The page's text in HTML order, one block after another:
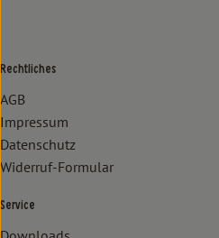
Rechtliches
AGB
Impressum
Datenschutz
Widerruf-Formular
Service